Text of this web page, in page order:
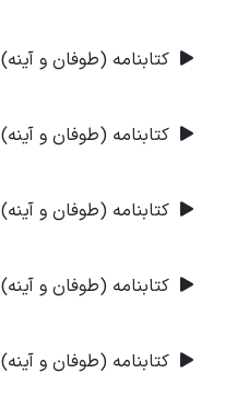
کتابنامه (طوفان و آینه) 25
کتابنامه (طوفان و آینه) 26
کتابنامه (طوفان و آینه) 27
کتابنامه (طوفان و آینه) 28
کتابنامه (طوفان و آینه) 29